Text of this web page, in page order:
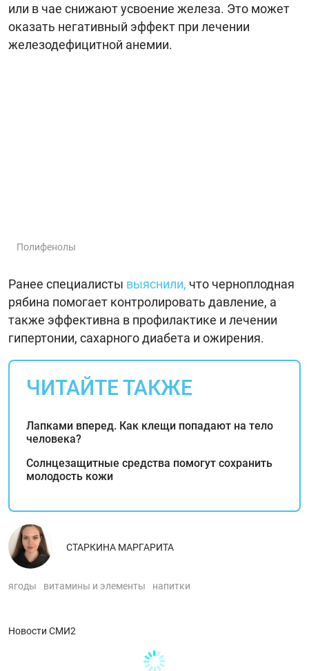
или в чае снижают усвоение железа. Это может
оказать негативный эффект при лечении
железодефицитной анемии.
Полифенолы
Ранее специалисты выяснили, что черноплодная
рябина помогает контролировать давление, а
также эффективна в профилактике и лечении
гипертонии, сахарного диабета и ожирения.
ЧИТАЙТЕ ТАКЖЕ
Лапками вперед. Как клещи попадают на тело
человека?
Солнцезащитные средства помогут сохранить
молодость кожи
СТАРКИНА МАРГАРИТА
ягоды витамины и элементы напитки
Новости СМИ2